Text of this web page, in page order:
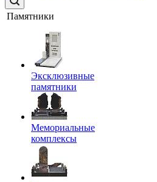
Памятники
Эксклюзивные
памятники
Мемориальные
комплексы